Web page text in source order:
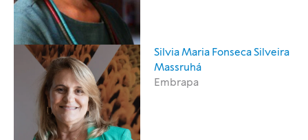
Silvia Maria Fonseca Silveira
Massruhá
Embrapa